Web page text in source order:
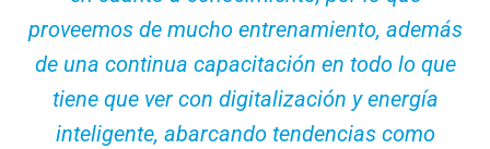
proveemos de mucho entrenamiento, además
de una continua capacitación en todo lo que
tiene que ver con digitalización y energía
inteligente, abarcando tendencias como